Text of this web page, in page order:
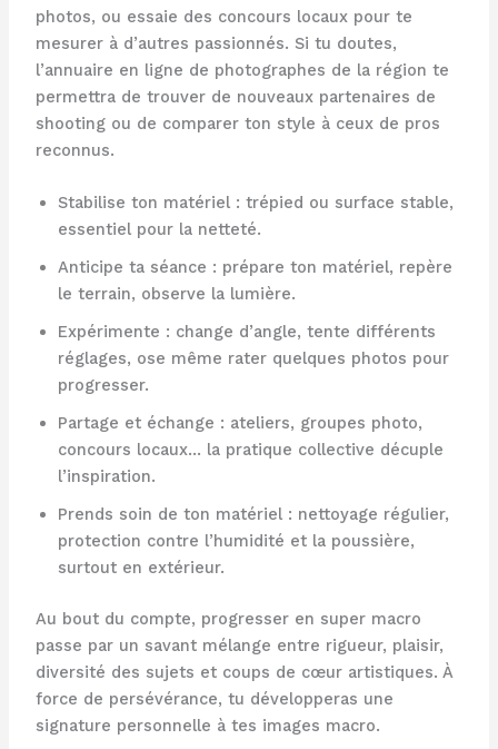
photos, ou essaie des concours locaux pour te
mesurer à d’autres passionnés. Si tu doutes,
l’annuaire en ligne de photographes de la région te
permettra de trouver de nouveaux partenaires de
shooting ou de comparer ton style à ceux de pros
reconnus.
Stabilise ton matériel : trépied ou surface stable,
essentiel pour la netteté.
Anticipe ta séance : prépare ton matériel, repère
le terrain, observe la lumière.
Expérimente : change d’angle, tente différents
réglages, ose même rater quelques photos pour
progresser.
Partage et échange : ateliers, groupes photo,
concours locaux… la pratique collective décuple
l’inspiration.
Prends soin de ton matériel : nettoyage régulier,
protection contre l’humidité et la poussière,
surtout en extérieur.
Au bout du compte, progresser en super macro
passe par un savant mélange entre rigueur, plaisir,
diversité des sujets et coups de cœur artistiques. À
force de persévérance, tu développeras une
signature personnelle à tes images macro.